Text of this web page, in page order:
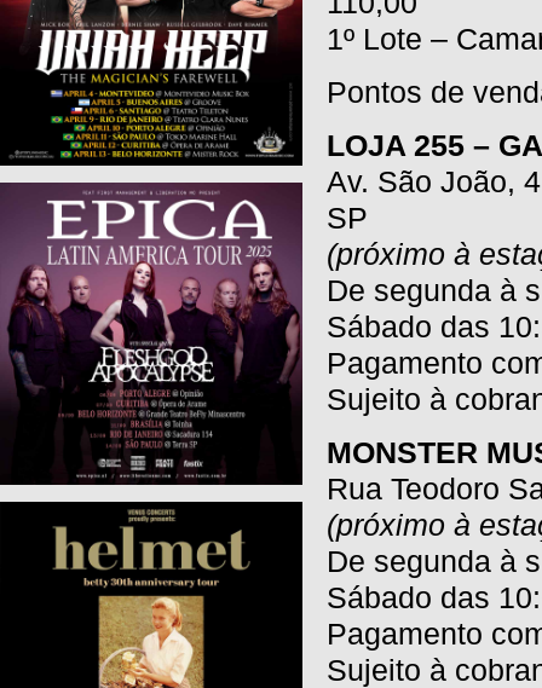
1º Lote –
Pontos de
LOJA 255 –
Av. São João,
SP
(próximo à
De segunda à
Sábado das
Pagamento
Sujeito à
MONSTER
Rua Teodoro
(próximo à
De segunda à
Sábado das
Pagamento
Sujeito à